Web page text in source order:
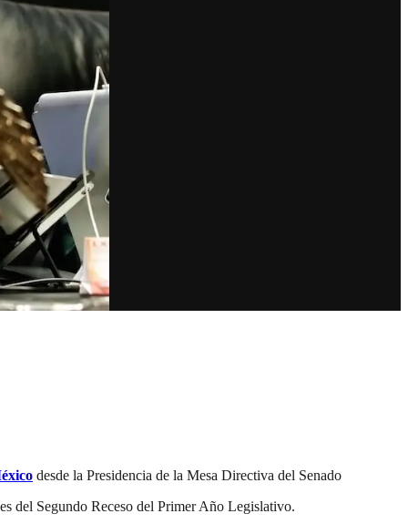
desde la Presidencia de la Mesa Directiva del Senado
del Segundo Receso del Primer Año Legislativo.